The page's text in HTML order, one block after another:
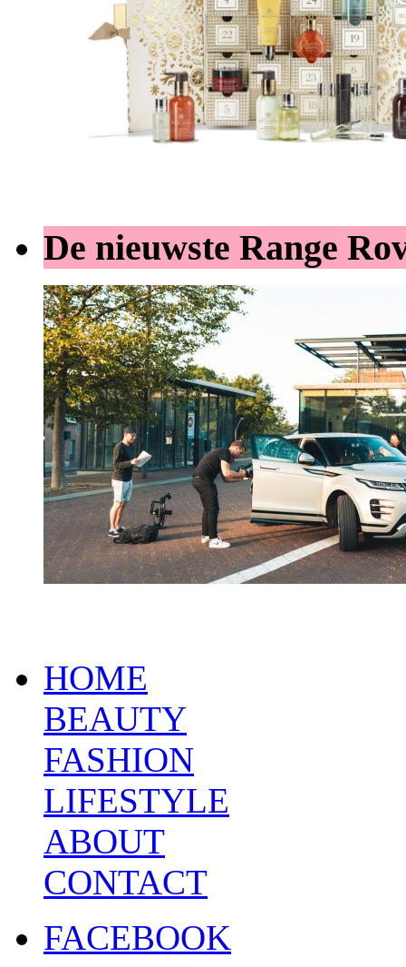
De nieuwste Range
HOME
BEAUTY
FASHION
LIFESTYLE
ABOUT
CONTACT
FACEBOOK